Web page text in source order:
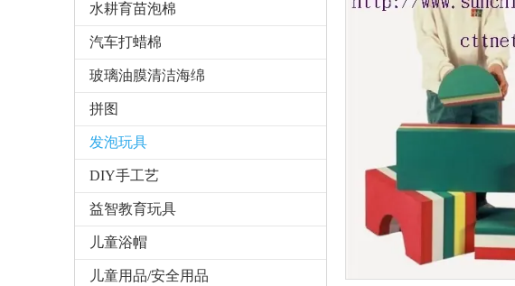
水耕育苗泡棉
汽车打蜡棉
玻璃油膜清洁海绵
拼图
发泡玩具
DIY手工艺
益智教育玩具
儿童浴帽
儿童用品/安全用品